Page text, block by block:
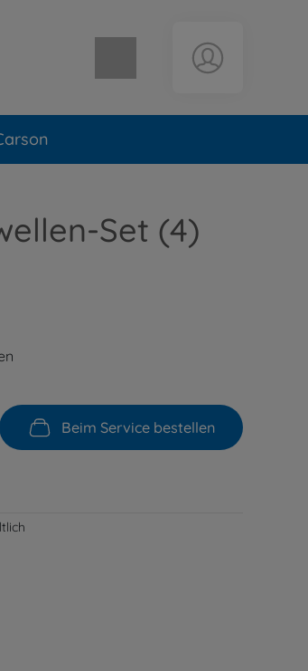
Warenkorb leer
Set (4)
Beim Service bestellen